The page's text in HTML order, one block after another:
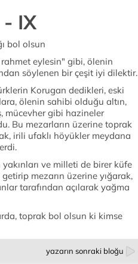
IX
bol olsun
eylesin" gibi, ölenin
söylenen bir çeşit iyi dilektir.
Korugan dedikleri, eski
ölenin sahibi olduğu altın,
mücevher gibi hazineler
Bu mezarların üzerine toprak
irili ufaklı höyükler meydana
ve milleti de birer küfe
mezarın üzerine yığarak,
tarafından açılarak yağma
toprak bol olsun ki kimse
yazarın sonraki bloğu